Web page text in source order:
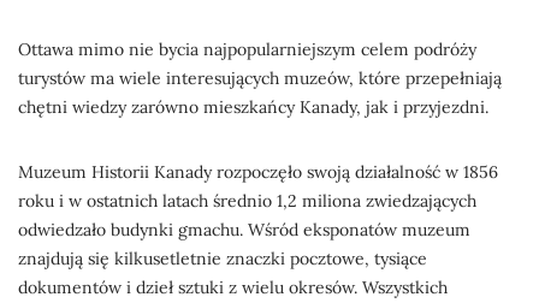
Ottawa mimo nie bycia najpopularniejszym celem podróży
turystów ma wiele interesujących muzeów, które przepełniają
chętni wiedzy zarówno mieszkańcy Kanady, jak i przyjezdni.
Muzeum Historii Kanady rozpoczęło swoją działalność w 1856
roku i w ostatnich latach średnio 1,2 miliona zwiedzających
odwiedzało budynki gmachu. Wśród eksponatów muzeum
znajdują się kilkusetletnie znaczki pocztowe, tysiące
dokumentów i dzieł sztuki z wielu okresów. Wszystkich